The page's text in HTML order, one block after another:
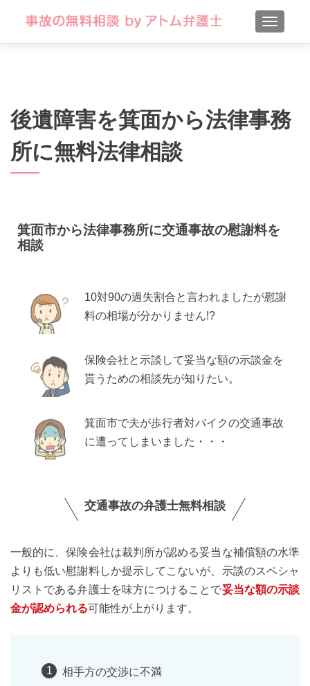
後遺障害を箕面から法律事務
所に無料法律相談
箕面市から法律事務所に交通事故の慰謝料を
相談
10対90の過失割合と言われましたが慰謝
料の相場が分かりません!?
保険会社と示談して妥当な額の示談金を
貰うための相談先が知りたい。
箕面市で夫が歩行者対バイクの交通事故
に遭ってしまいました・・・
交通事故の弁護士無料相談
一般的に、保険会社は裁判所が認める妥当な補償額の水準
よりも低い慰謝料しか提示してこないが、示談のスペシャ
リストである弁護士を味方につけることで妥当な額の示談
金が認められる可能性が上がります。
相手方の交渉に不満